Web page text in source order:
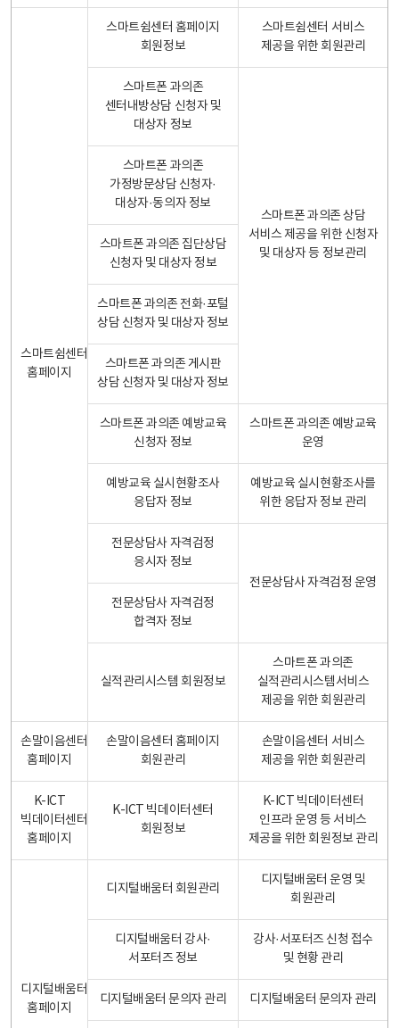
스마트쉼센터
홈페이지
스마트쉼센터 홈페이지
회원정보
스마트쉼센터 서비스
제공을 위한 회원관리
스마트폰 과의존
센터내방상담 신청자 및
대상자 정보
스마트폰 과의존 상담
서비스 제공을 위한 신청자
및 대상자 등 정보관리
스마트폰 과의존
가정방문상담 신청자·
대상자·동의자 정보
스마트폰 과의존 집단상담
신청자 및 대상자 정보
스마트폰 과의존 전화·포털
상담 신청자 및 대상자 정보
스마트폰 과의존 게시판
상담 신청자 및 대상자 정보
스마트폰 과의존 예방교육
신청자 정보
스마트폰 과의존 예방교육
운영
예방교육 실시현황조사
응답자 정보
예방교육 실시현황조사를
위한 응답자 정보 관리
전문상담사 자격검정
응시자 정보
전문상담사 자격검정 운영
전문상담사 자격검정
합격자 정보
실적관리시스템 회원정보
스마트폰 과의존
실적관리시스템서비스
제공을 위한 회원관리
손말이음센터
홈페이지
손말이음센터 홈페이지
회원관리
손말이음센터 서비스
제공을 위한 회원관리
K-ICT
빅데이터센터
홈페이지
K-ICT 빅데이터센터
회원정보
K-ICT 빅데이터센터
인프라 운영 등 서비스
제공을 위한 회원정보 관리
디지털배움터
홈페이지
디지털배움터 회원관리
디지털배움터 운영 및
회원관리
디지털배움터 강사·
서포터즈 정보
강사·서포터즈 신청 접수
및 현황 관리
디지털배움터 문의자 관리 디지털배움터 문의자 관리